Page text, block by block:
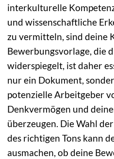
interkulturelle
und wissenschaftliche
zu vermitteln, sind deine
Bewerbungsvorlage, die
widerspiegelt, ist daher
nur ein Dokument,
potenzielle Arbeitgeber
Denkvermögen und
überzeugen. Die Wahl
des richtigen Tons kann
ausmachen, ob deine